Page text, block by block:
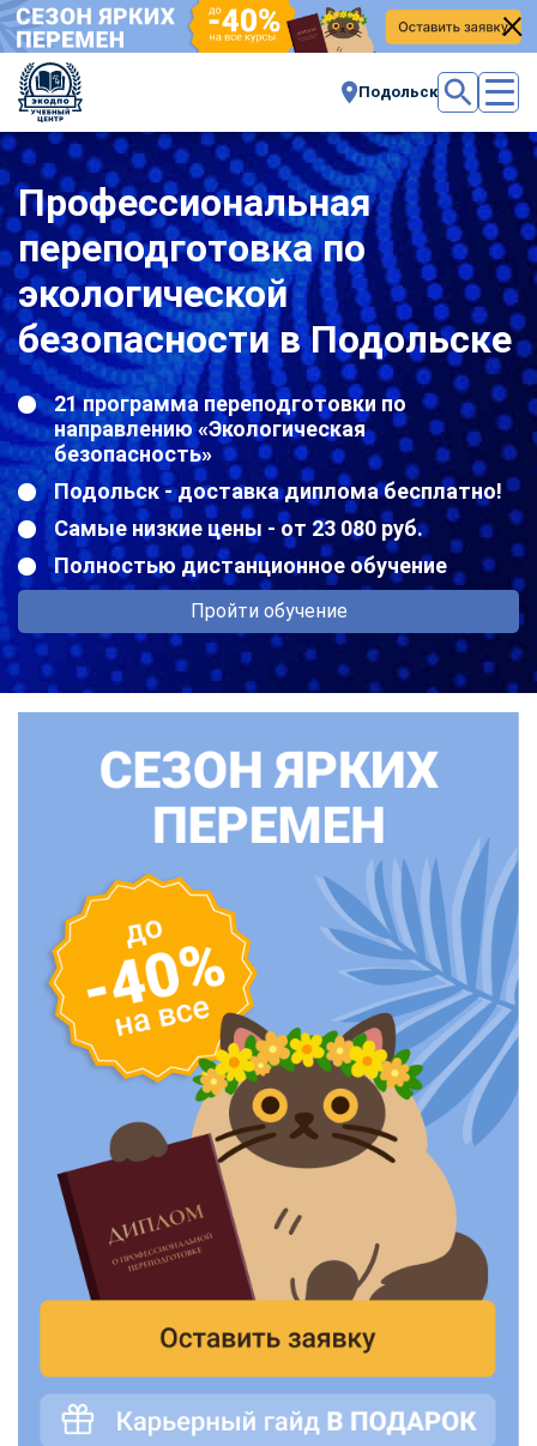
Подольск
Профессиональная
переподготовка по
экологической
безопасности в Подольске
21 программа переподготовки по
направлению «Экологическая
безопасность»
Подольск - доставка диплома бесплатно!
Самые низкие цены - от 23 080 руб.
Полностью дистанционное обучение
Пройти обучение